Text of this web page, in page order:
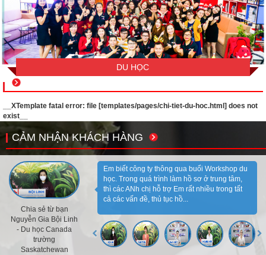
DU HỌC
__XTemplate fatal error: file [templates/pages/chi-tiet-du-hoc.html] does not
exist__
CẢM NHẬN KHÁCH HÀNG
Chia sẻ từ bạn
Nguyễn Gia Bội Linh
- Du học Canada
trường
Saskatchewan
Em biết công ty thông qua buổi Workshop du
học. Trong quá trình làm hồ sơ ở trung tâm,
thì các ANh chị hỗ trợ Em rất nhiều trong tất
cả các vấn đề, thủ tục hồ...